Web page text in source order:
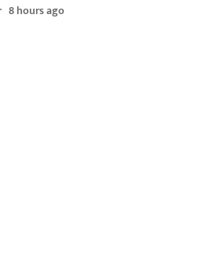
8 hours ago